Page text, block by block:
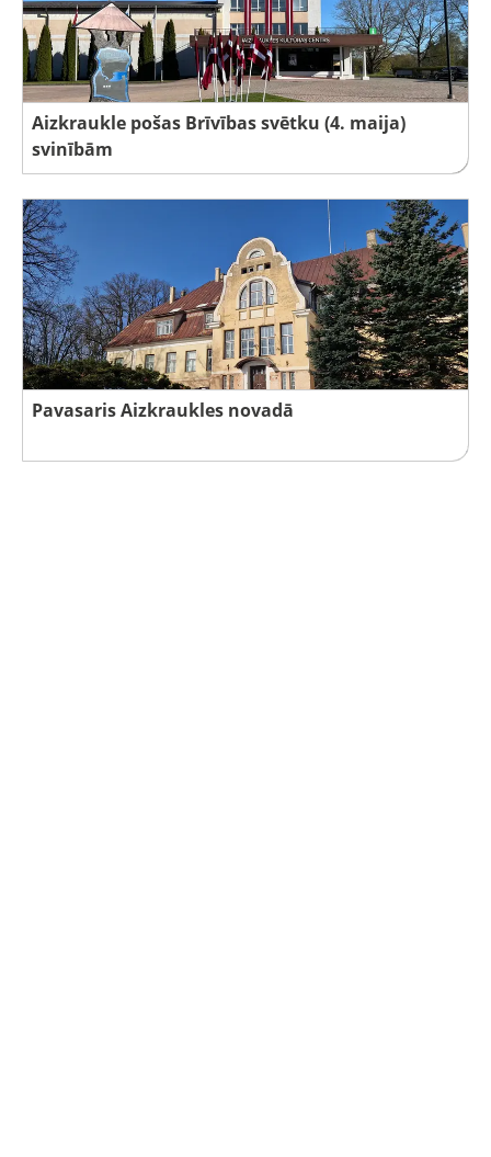
Aizkraukle pošas Brīvības svētku (4. maija)
svinībām
Pavasaris Aizkraukles novadā